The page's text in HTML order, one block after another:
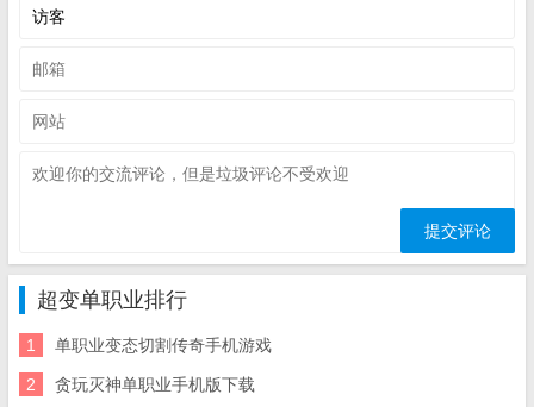
超变单职业排行
1 单职业变态切割传奇手机游戏
2 贪玩灭神单职业手机版下载